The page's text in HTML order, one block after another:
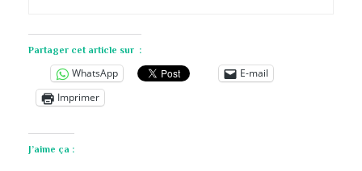
Partager cet article sur :
WhatsApp
E-mail
Imprimer
J’aime ça :